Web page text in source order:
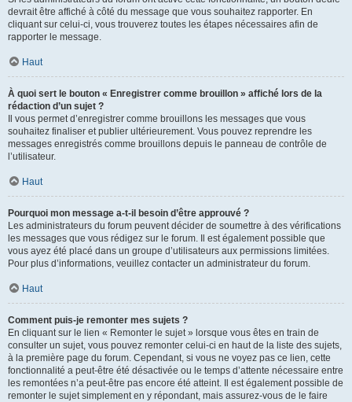
devrait être affiché à côté du message que vous souhaitez rapporter. En
cliquant sur celui-ci, vous trouverez toutes les étapes nécessaires afin de
rapporter le message.
Haut
À quoi sert le bouton « Enregistrer comme brouillon » affiché lors de la
rédaction d’un sujet ?
Il vous permet d’enregistrer comme brouillons les messages que vous
souhaitez finaliser et publier ultérieurement. Vous pouvez reprendre les
messages enregistrés comme brouillons depuis le panneau de contrôle de
l’utilisateur.
Haut
Pourquoi mon message a-t-il besoin d’être approuvé ?
Les administrateurs du forum peuvent décider de soumettre à des vérifications
les messages que vous rédigez sur le forum. Il est également possible que
vous ayez été placé dans un groupe d’utilisateurs aux permissions limitées.
Pour plus d’informations, veuillez contacter un administrateur du forum.
Haut
Comment puis-je remonter mes sujets ?
En cliquant sur le lien « Remonter le sujet » lorsque vous êtes en train de
consulter un sujet, vous pouvez remonter celui-ci en haut de la liste des sujets,
à la première page du forum. Cependant, si vous ne voyez pas ce lien, cette
fonctionnalité a peut-être été désactivée ou le temps d’attente nécessaire entre
les remontées n’a peut-être pas encore été atteint. Il est également possible de
remonter le sujet simplement en y répondant, mais assurez-vous de le faire